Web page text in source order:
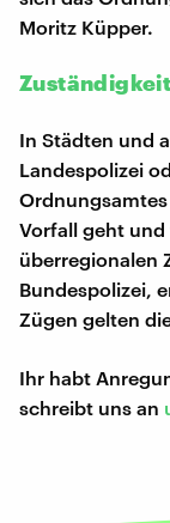
Moritz Küpper.
In Städten und
Landespolizei
Vorfall geht und
überregionalen
Bundespolizei,
Zügen gelten
Ihr habt
schreibt uns an